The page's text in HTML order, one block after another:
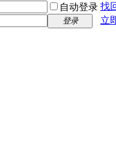
自动登录 找
登录 立